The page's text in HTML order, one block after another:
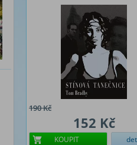
190 Kč
152 Kč
KOUPIT